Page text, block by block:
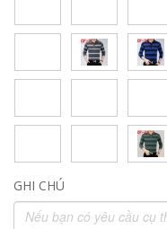
GHI CHÚ